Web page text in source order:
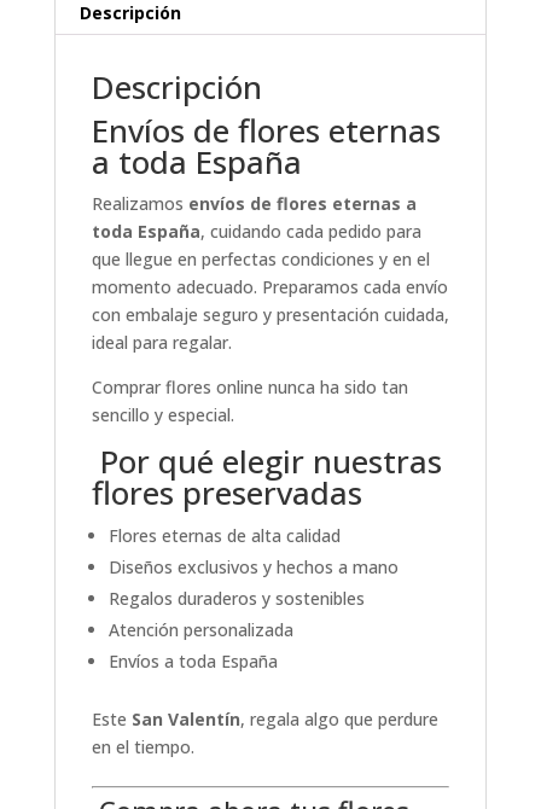
Descripción
Descripción
Envíos de flores eternas
a toda España
Realizamos envíos de flores eternas a
toda España, cuidando cada pedido para
que llegue en perfectas condiciones y en el
momento adecuado. Preparamos cada envío
con embalaje seguro y presentación cuidada,
ideal para regalar.
Comprar flores online nunca ha sido tan
sencillo y especial.
Por qué elegir nuestras
flores preservadas
Flores eternas de alta calidad
Diseños exclusivos y hechos a mano
Regalos duraderos y sostenibles
Atención personalizada
Envíos a toda España
Este San Valentín, regala algo que perdure
en el tiempo.